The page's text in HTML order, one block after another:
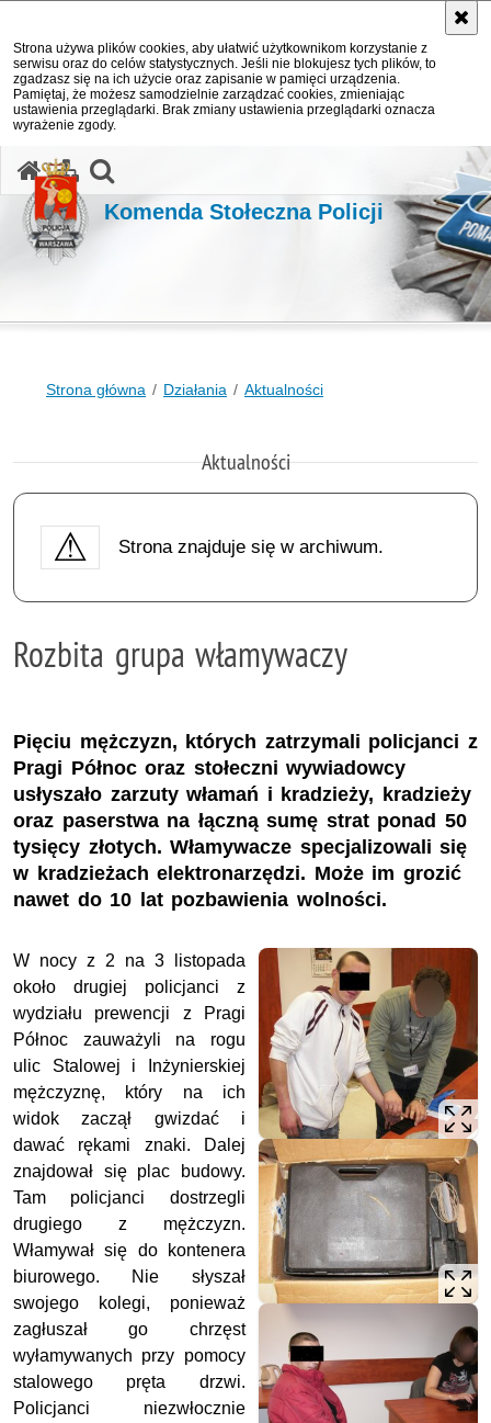
Strona używa plików cookies, aby ułatwić użytkownikom korzystanie z
serwisu oraz do celów statystycznych. Jeśli nie blokujesz tych plików, to
zgadzasz się na ich użycie oraz zapisanie w pamięci urządzenia.
Pamiętaj, że możesz samodzielnie zarządzać cookies, zmieniając
ustawienia przeglądarki. Brak zmiany ustawienia przeglądarki oznacza
wyrażenie zgody.
Komenda Stołeczna Policji
Strona główna Działania Aktualności
Aktualności
Strona znajduje się w archiwum.
Rozbita grupa włamywaczy
Pięciu mężczyzn, których zatrzymali policjanci z
Pragi Północ oraz stołeczni wywiadowcy
usłyszało zarzuty włamań i kradzieży, kradzieży
oraz paserstwa na łączną sumę strat ponad 50
tysięcy złotych. Włamywacze specjalizowali się
w kradzieżach elektronarzędzi. Może im grozić
nawet do 10 lat pozbawienia wolności.
W nocy z 2 na 3 listopada
około drugiej policjanci z
wydziału prewencji z Pragi
Północ zauważyli na rogu
ulic Stalowej i Inżynierskiej
mężczyznę, który na ich
widok zaczął gwizdać i
dawać rękami znaki. Dalej
znajdował się plac budowy.
Tam policjanci dostrzegli
drugiego z mężczyzn.
Włamywał się do kontenera
biurowego. Nie słyszał
swojego kolegi, ponieważ
zagłuszał go chrzęst
wyłamywanych przy pomocy
stalowego pręta drzwi.
Policjanci niezwłocznie